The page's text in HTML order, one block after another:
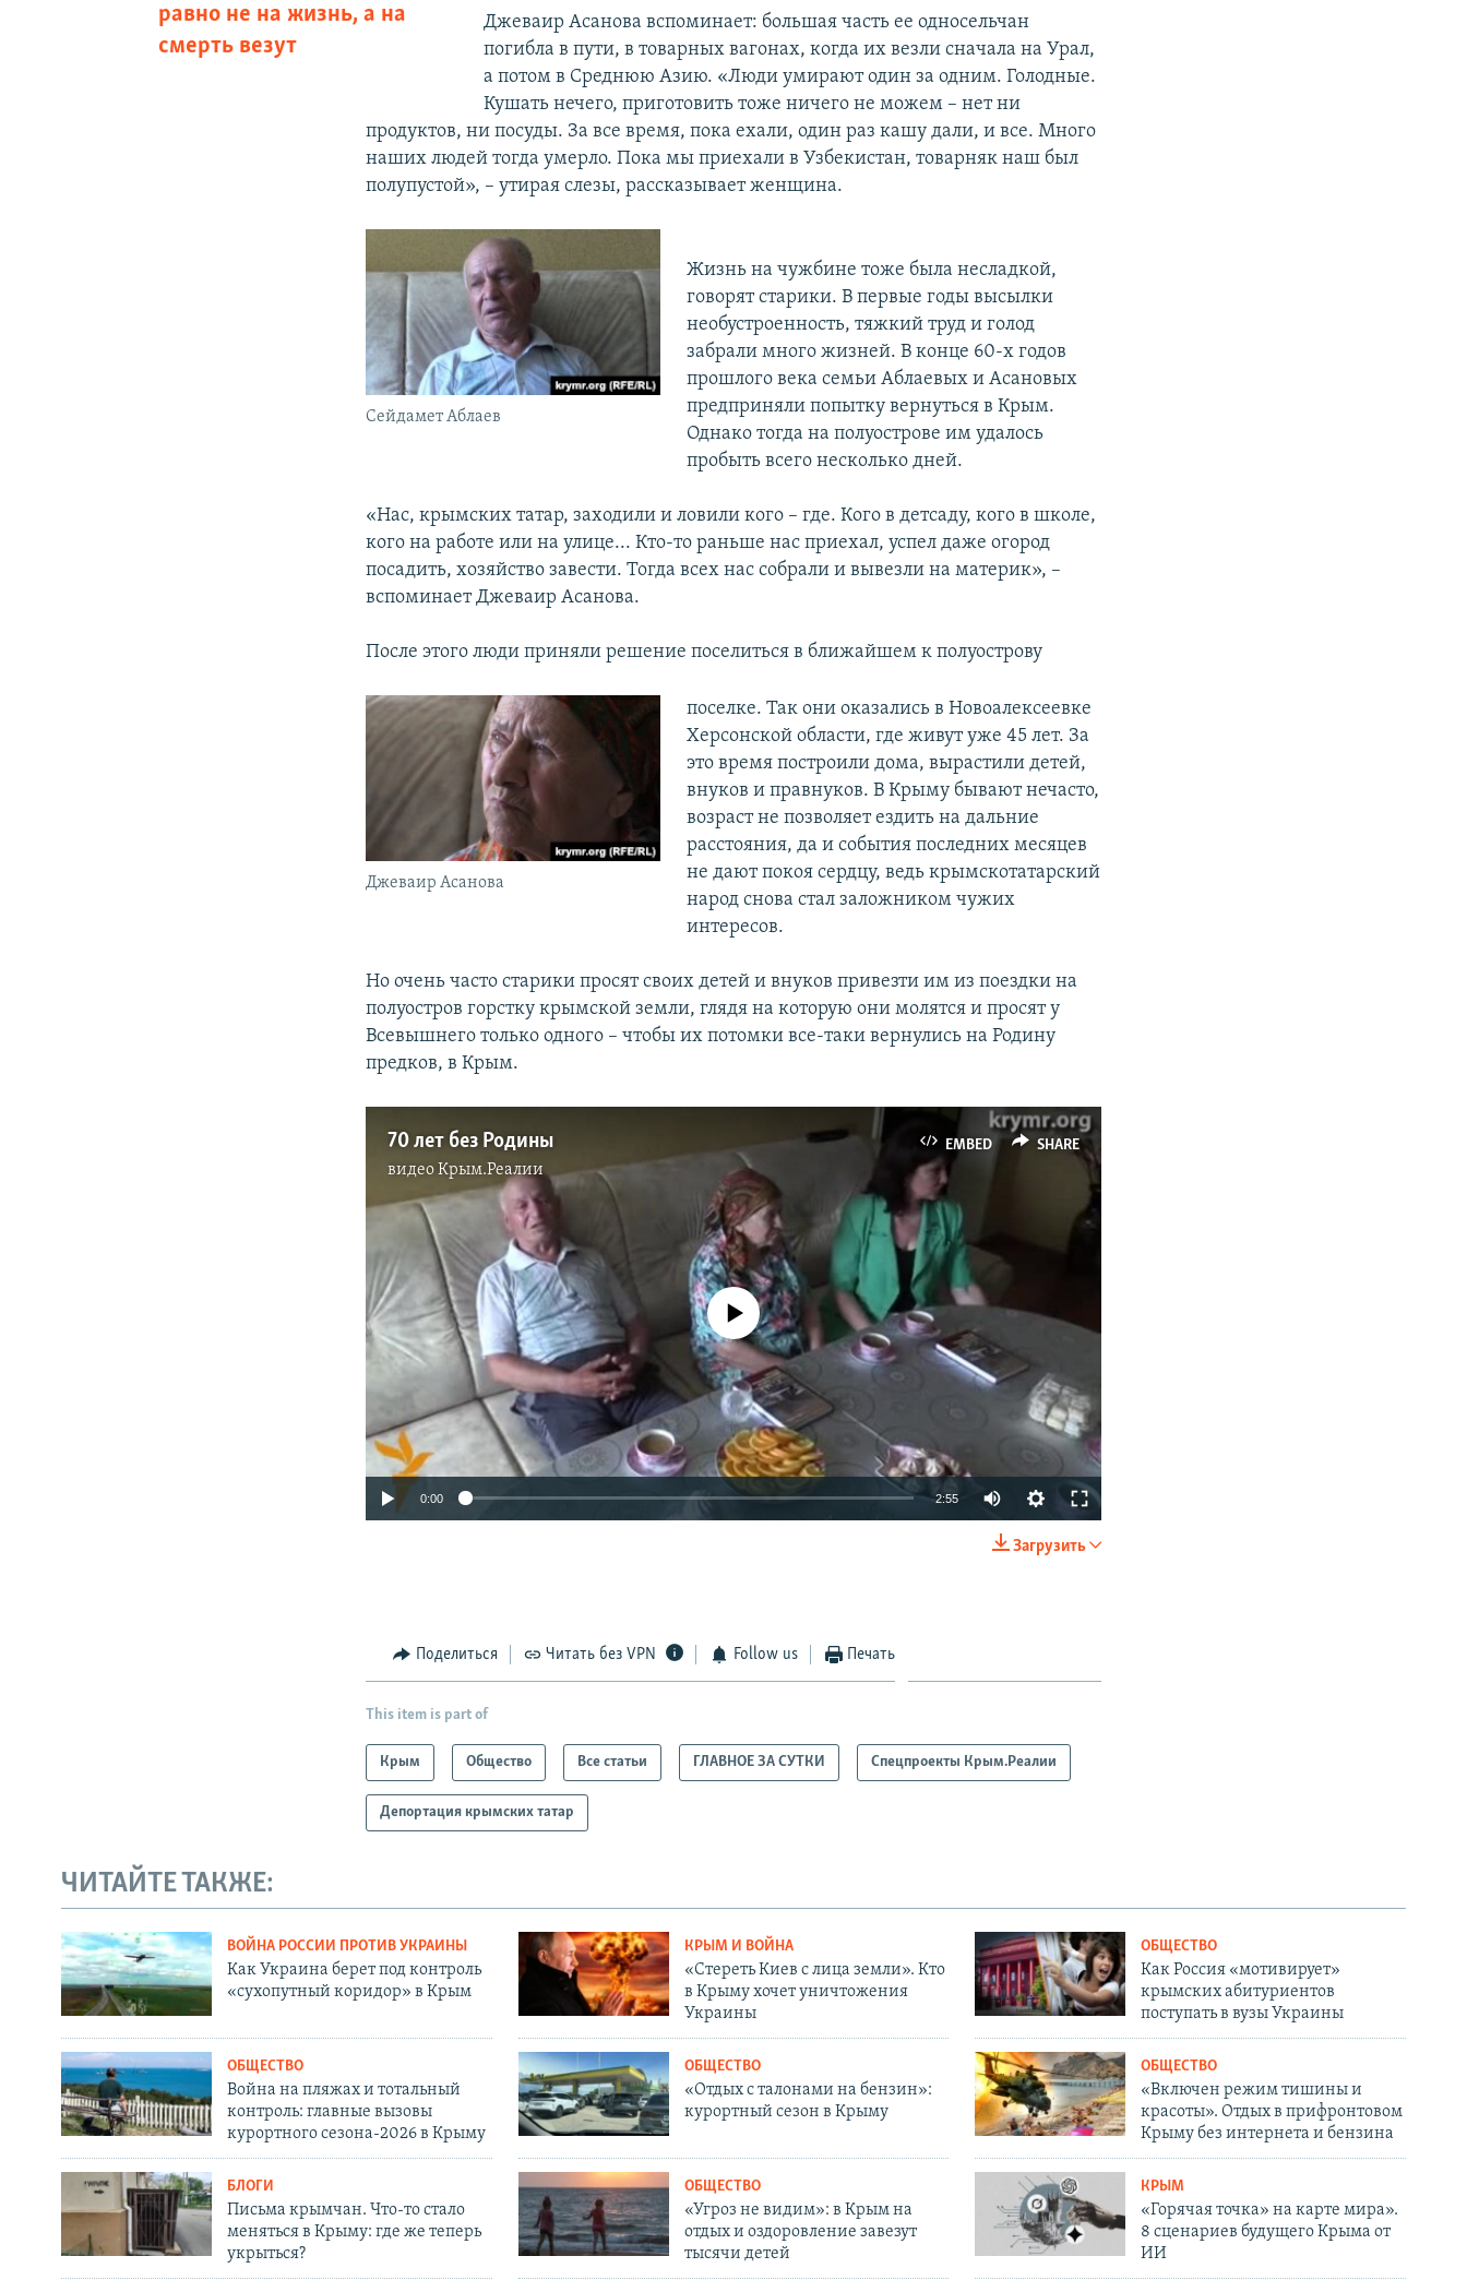
равно не на жизнь, а на
смерть везут
Джеваир Асанова вспоминает: большая часть ее односельчан
погибла в пути, в товарных вагонах, когда их везли сначала на Урал,
а потом в Среднюю Азию. «Люди умирают один за одним. Голодные.
Кушать нечего, приготовить тоже ничего не можем – нет ни
продуктов, ни посуды. За все время, пока ехали, один раз кашу дали, и все. Много
наших людей тогда умерло. Пока мы приехали в Узбекистан, товарняк наш был
полупустой», – утирая слезы, рассказывает женщина.
Сейдамет Аблаев
Жизнь на чужбине тоже была несладкой,
говорят старики. В первые годы высылки
необустроенность, тяжкий труд и голод
забрали много жизней. В конце 60-х годов
прошлого века семьи Аблаевых и Асановых
предприняли попытку вернуться в Крым.
Однако тогда на полуострове им удалось
пробыть всего несколько дней.
«Нас, крымских татар, заходили и ловили кого – где. Кого в детсаду, кого в школе,
кого на работе или на улице... Кто-то раньше нас приехал, успел даже огород
посадить, хозяйство завести. Тогда всех нас собрали и вывезли на материк», –
вспоминает Джеваир Асанова.
После этого люди приняли решение поселиться в ближайшем к полуострову
Джеваир Асанова
поселке. Так они оказались в Новоалексеевке
Херсонской области, где живут уже 45 лет. За
это время построили дома, вырастили детей,
внуков и правнуков. В Крыму бывают нечасто,
возраст не позволяет ездить на дальние
расстояния, да и события последних месяцев
не дают покоя сердцу, ведь крымскотатарский
народ снова стал заложником чужих
интересов.
Но очень часто старики просят своих детей и внуков привезти им из поездки на
полуостров горстку крымской земли, глядя на которую они молятся и просят у
Всевышнего только одного – чтобы их потомки все-таки вернулись на Родину
предков, в Крым.
EMBED SHARE
70 лет без Родины
видеоКрым.Реалии
SHARE
No media source currently available
0:00 2:55
Загрузить
Поделиться Читать без VPN Follow us Печать
This item is part of
Крым Общество Все статьи ГЛАВНОЕ ЗА СУТКИ Спецпроекты Крым.Реалии
Депортация крымских татар
ЧИТАЙТЕ ТАКЖЕ:
ВОЙНА РОССИИ ПРОТИВ УКРАИНЫ
Как Украина берет под контроль
«сухопутный коридор» в Крым
КРЫМ И ВОЙНА
«Стереть Киев с лица земли». Кто
в Крыму хочет уничтожения
Украины
ОБЩЕСТВО
Как Россия «мотивирует»
крымских абитуриентов
поступать в вузы Украины
ОБЩЕСТВО
Война на пляжах и тотальный
контроль: главные вызовы
курортного сезона-2026 в Крыму
ОБЩЕСТВО
«Отдых с талонами на бензин»:
курортный сезон в Крыму
ОБЩЕСТВО
«Включен режим тишины и
красоты». Отдых в прифронтовом
Крыму без интернета и бензина
БЛОГИ
Письма крымчан. Что-то стало
меняться в Крыму: где же теперь
укрыться?
ОБЩЕСТВО
«Угроз не видим»: в Крым на
отдых и оздоровление завезут
тысячи детей
КРЫМ
«Горячая точка» на карте мира».
8 сценариев будущего Крыма от
ИИ